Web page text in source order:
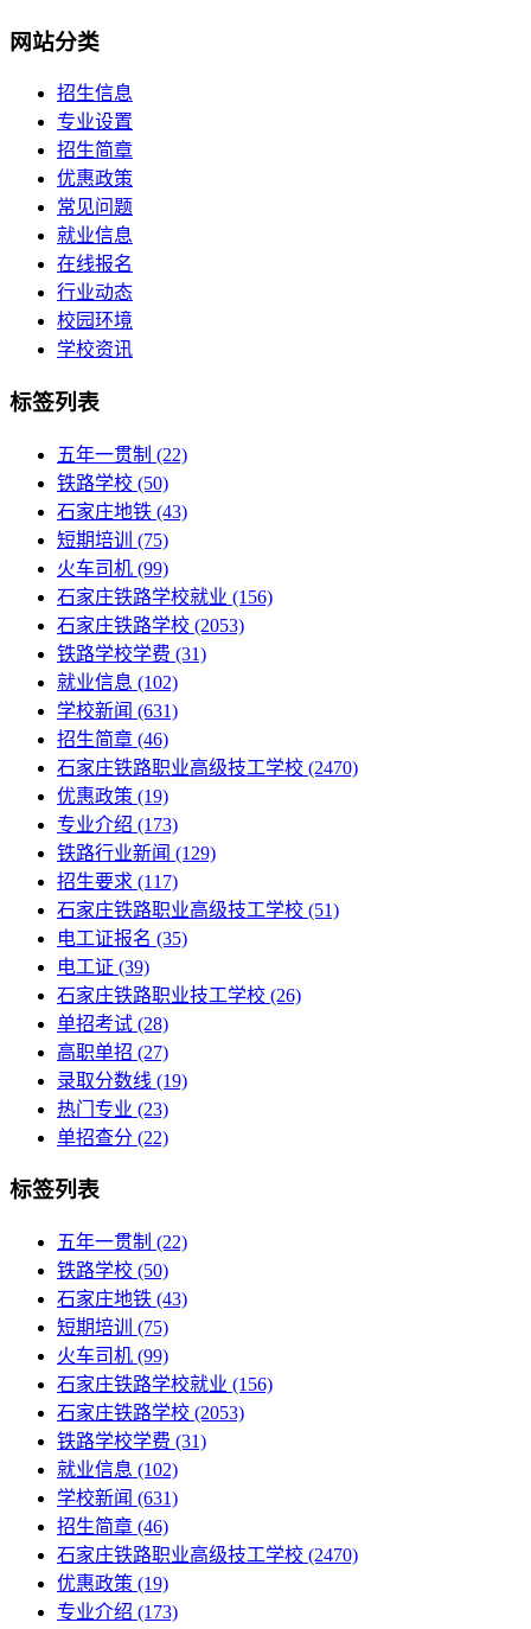
网站分类
招生信息
专业设置
招生简章
优惠政策
常见问题
就业信息
在线报名
行业动态
校园环境
学校资讯
标签列表
五年一贯制 (22)
铁路学校 (50)
石家庄地铁 (43)
短期培训
(75)
火车司机 (99)
石家庄铁路学校就业 (156)
石家庄铁路学校 (2053)
铁路学校学费 (31)
就业信息 (102)
学校新闻 (631)
招生简章 (46)
石家庄铁路职业高级技工学校 (2470)
优惠政策 (19)
专业介绍 (173)
铁路行业新闻 (129)
招生要求 (117)
石家庄铁路职业高级技工学校​ (51)
电工证报名 (35)
电工证 (39)
石家庄铁路职业技工学校 (26)
单招考试 (28)
高职单招 (27)
录取分数线 (19)
热门专业 (23)
单招查分 (22)
标签列表
五年一贯制 (22)
铁路学校 (50)
石家庄地铁 (43)
短期培训
(75)
火车司机 (99)
石家庄铁路学校就业 (156)
石家庄铁路学校 (2053)
铁路学校学费 (31)
就业信息 (102)
学校新闻 (631)
招生简章 (46)
石家庄铁路职业高级技工学校 (2470)
优惠政策 (19)
专业介绍 (173)